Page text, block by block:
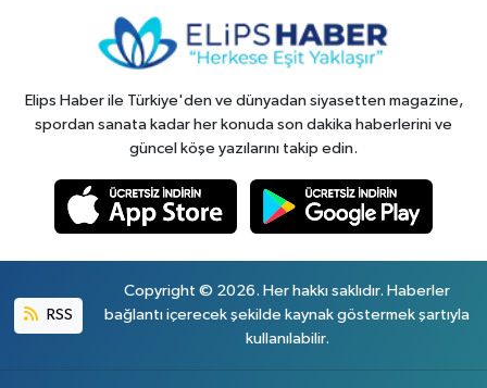
Elips Haber ile Türkiye'den ve dünyadan siyasetten magazine,
spordan sanata kadar her konuda son dakika haberlerini ve
güncel köşe yazılarını takip edin.
RSS
Copyright © 2026. Her hakkı saklıdır. Haberler
bağlantı içerecek şekilde kaynak göstermek şartıyla
kullanılabilir.